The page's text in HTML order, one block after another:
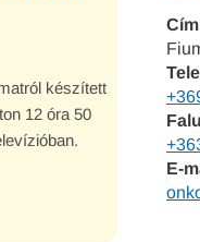
E-
készített
12 óra 50